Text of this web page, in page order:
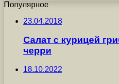
Популярное
23.04.2018
Салат с курицей
черри
18.10.2022